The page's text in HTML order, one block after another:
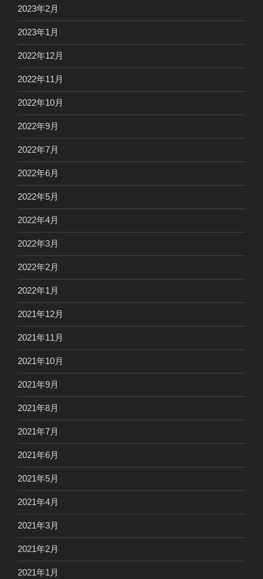
2023年2月
2023年1月
2022年12月
2022年11月
2022年10月
2022年9月
2022年7月
2022年6月
2022年5月
2022年4月
2022年3月
2022年2月
2022年1月
2021年12月
2021年11月
2021年10月
2021年9月
2021年8月
2021年7月
2021年6月
2021年5月
2021年4月
2021年3月
2021年2月
2021年1月